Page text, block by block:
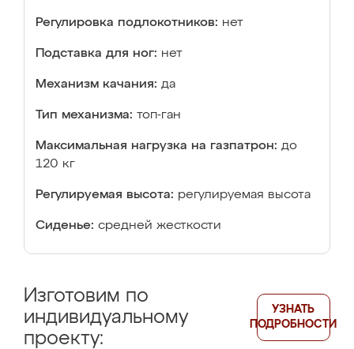
Регулировка подлокотников: нет
Подставка для ног: нет
Механизм качания: да
Тип механизма: топ-ган
Максимальная нагрузка на газпатрон: до
120 кг
Регулируемая высота: регулируемая высота
Сиденье: средней жесткости
Изготовим по
индивидуальному
проекту:
УЗНАТЬ
ПОДРОБНОСТИ